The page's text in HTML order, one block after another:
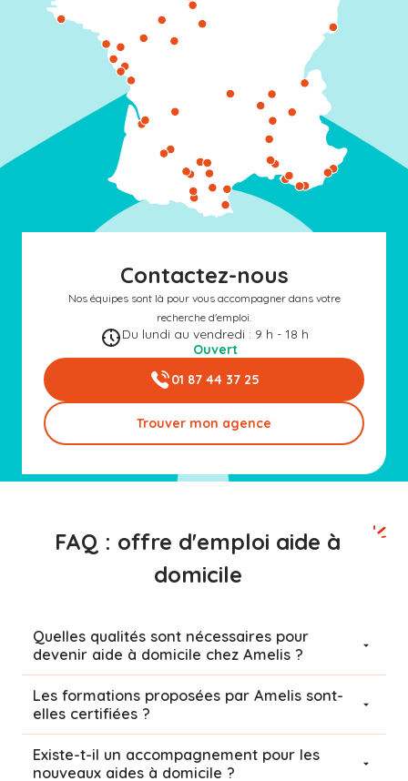
Contactez-nous
Nos équipes sont là pour vous accompagner dans votre
recherche d'emploi.
Du lundi au vendredi : 9 h - 18 h
Ouvert
01 87 44 37 25
Trouver mon agence
FAQ : offre d'emploi aide à
domicile
Quelles qualités sont nécessaires pour
devenir aide à domicile chez Amelis ?
Les formations proposées par Amelis sont-
elles certifiées ?
Existe-t-il un accompagnement pour les
nouveaux aides à domicile ?